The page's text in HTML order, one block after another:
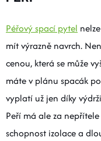
Péřový spací pytel
mít výrazně navrch.
cenou, která se může
máte v plánu spacák
vyplatí už jen díky
Peří má ale za
schopnost izolace a